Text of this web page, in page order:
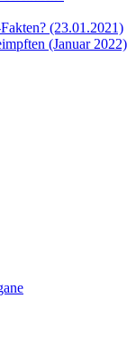
(23.01.2021)
(Januar 2022)